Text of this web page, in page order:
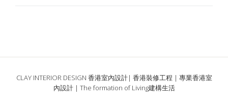
CLAY INTERIOR DESIGN 香港室內設計| 香港裝修工程 | 專業香港室
內設計 | The formation of Living建構生活